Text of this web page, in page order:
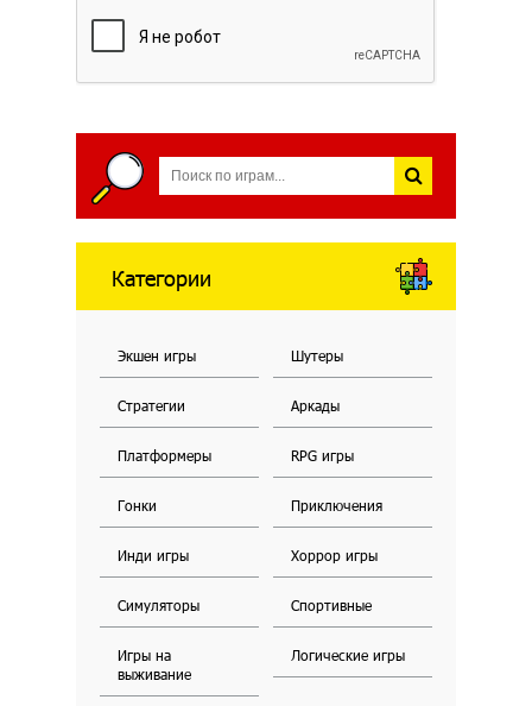
Категории
Экшен игры Шутеры
Стратегии Аркады
Платформеры RPG игры
Гонки Приключения
Инди игры Хоррор игры
Симуляторы Спортивные
Игры на
выживание
Логические игры